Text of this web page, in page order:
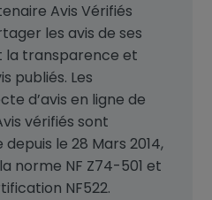
Avis Vérifiés
les avis de ses
la transparence et
publiés. Les
d’avis en ligne de
vérifiés sont
le 28 Mars 2014,
norme NF Z74-501 et
NF522.